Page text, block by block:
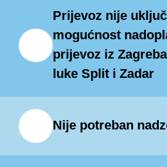
prilike za uzbuđenje,
i nezaboravne
Prijevoz nije
mogućnost
prijevoz iz
luke Split i Zadar
Nije potreban